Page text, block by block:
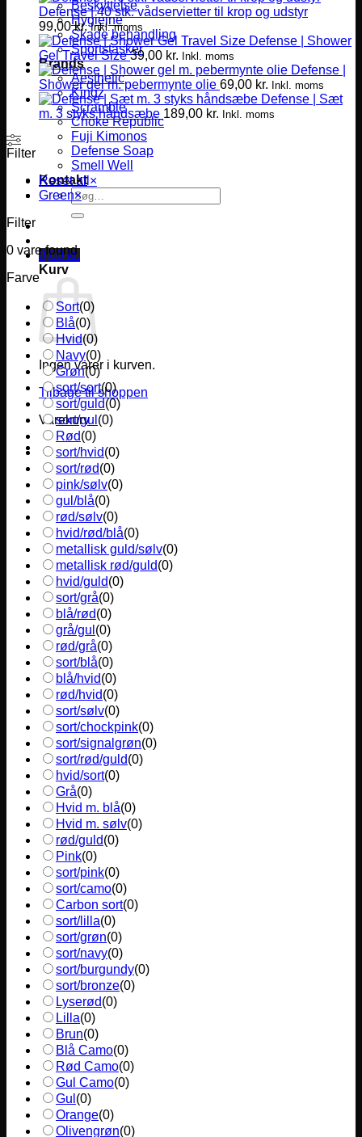
Beskyttelse
Hygiejne
Skade behandling
Sportstasker
Brands
Aesthetic
Kingz
Scramble
Choke Republic
Fuji Kimonos
Defense Soap
Smell Well
Kontakt
Søg
efter:
0,00 kr.
Kurv
Ingen varer i kurven.
Tilbage til shoppen
Varekurv
Defense | 40 stk. vådservietter til krop og udstyr
99,00kr. Inkl. moms
Defense | Shower
Gel Travel Size 39,00 kr. Inkl. moms
Defense |
Shower gel m. pebermynte olie 69,00 kr. Inkl. moms
Defense | Sæt
m. 3 styks håndsæbe 189,00 kr. Inkl. moms
Filter
Reset all ×
Green×
Filter
0 vare found
Farve
Sort(0)
Blå(0)
Hvid(0)
Navy(0)
Grøn(0)
sort/sort(0)
sort/guld(0)
sort/gul (0)
Rød(0)
sort/hvid(0)
sort/rød(0)
pink/sølv(0)
gul/blå(0)
rød/sølv(0)
hvid/rød/blå(0)
metallisk guld/sølv(0)
metallisk rød/guld(0)
hvid/guld(0)
sort/grå(0)
blå/rød(0)
grå/gul (0)
rød/grå(0)
sort/blå(0)
blå/hvid(0)
rød/hvid(0)
sort/sølv(0)
sort/chockpink(0)
sort/signalgrøn(0)
sort/rød/guld(0)
hvid/sort(0)
Grå(0)
Hvid m. blå(0)
Hvid m. sølv(0)
rød/guld(0)
Pink(0)
sort/pink(0)
sort/camo(0)
Carbon sort(0)
sort/lilla(0)
sort/grøn(0)
sort/navy(0)
sort/burgundy(0)
sort/bronze(0)
Lyserød(0)
Lilla(0)
Brun(0)
Blå Camo(0)
Rød Camo(0)
Gul Camo(0)
Gul (0)
Orange(0)
Olivengrøn(0)